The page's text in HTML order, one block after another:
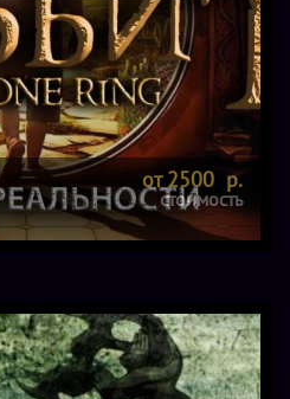
от 2500 р.
стоимость